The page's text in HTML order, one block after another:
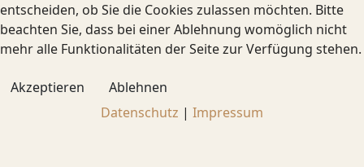
entscheiden, ob Sie die Cookies zulassen möchten. Bitte
beachten Sie, dass bei einer Ablehnung womöglich nicht
mehr alle Funktionalitäten der Seite zur Verfügung stehen.
Akzeptieren
Ablehnen
Datenschutz | Impressum